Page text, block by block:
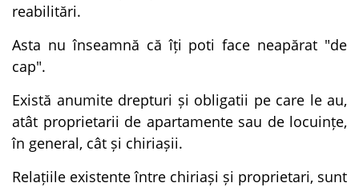
reabilitări.
Asta nu înseamnă că îți poti face neapărat "de
cap".
Există anumite drepturi și obligatii pe care le au,
atât proprietarii de apartamente sau de locuințe,
în general, cât și chiriașii.
Relațiile existente între chiriași și proprietari, sunt